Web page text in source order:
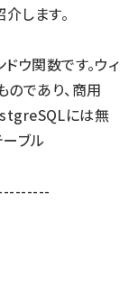
します。
ウ関数です。ウィ
のであり、商用
には無
ーブル